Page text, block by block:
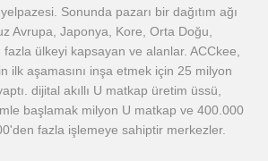
Sonunda pazarı bir dağıtım ağı
Avrupa, Japonya, Kore, Orta Doğu,
ülkeyi kapsayan ve alanlar. ACCkee,
ilk aşamasını inşa etmek için 25 milyon
dijital akıllı U matkap üretim üssü,
başlamak milyon U matkap ve 400.000
fazla işlemeye sahiptir merkezler.